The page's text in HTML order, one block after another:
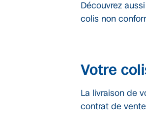
Découvrez
colis non
Votre
La livraison de
contrat de